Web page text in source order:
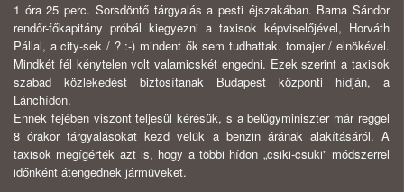
1 óra 25 perc. Sorsdöntő tárgyalás a pesti éjszakában. Barna Sándor
ren­dőr-főkapitány próbál kiegyezni a taxisok képviselőjével, Horváth
Pállal, a city-sek / ? :-) mindent ők sem tudhattak. tomajer / elnökével.
Mindkét fél kénytelen volt valamicskét engedni. Ezek szerint a taxisok
szabad közlekedést biztosítanak Budapest központi hídján, a
Lánchídon.
Ennek fejében viszont teljesül kérésük, s a belügyminiszter már reggel
8 órakor tárgyalásokat kezd velük a benzin árának alakításáról. A
taxisok megígérték azt is, hogy a többi hídon „csiki-csuki" módszerrel
időnként átengednek jármüve­ket.